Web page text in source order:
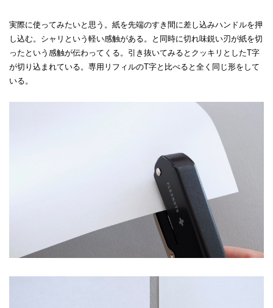
実際に使ってみたいと思う。紙を先端のすき間に差し込みハンドルを押
し込む。シャリという軽い感触がある。と同時に切れ味鋭い刃が紙を切
ったという感触が伝わってくる。引き抜いてみるとクッキリとしたT字
が切り込まれている。専用リフィルのT字と比べると全く同じ形をして
いる。